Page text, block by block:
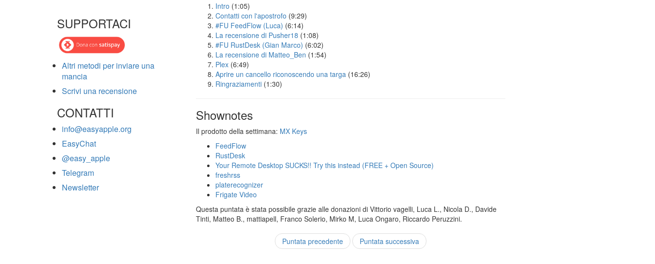
SUPPORTACI
Altri metodi per inviare una
mancia
Scrivi una recensione
CONTATTI
info@easyapple.org
EasyChat
@easy_apple
Telegram
Newsletter
Intro (1:05)
Contatti con l'apostrofo (9:29)
#FU FeedFlow (Luca) (6:14)
La recensione di Pusher18 (1:08)
#FU RustDesk (Gian Marco) (6:02)
La recensione di Matteo_Ben (1:54)
Plex (6:49)
Aprire un cancello riconoscendo una targa (16:26)
Ringraziamenti (1:30)
Shownotes
Il prodotto della settimana: MX Keys
FeedFlow
RustDesk
Your Remote Desktop SUCKS!! Try this instead (FREE + Open Source)
freshrss
platerecognizer
Frigate Video
Questa puntata è stata possibile grazie alle donazioni di Vittorio vagelli, Luca L., Nicola D., Davide
Tinti, Matteo B., mattiapell, Franco Solerio, Mirko M, Luca Ongaro, Riccardo Peruzzini.
Puntata precedente Puntata successiva